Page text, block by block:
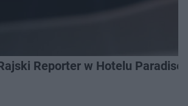
Reporter w Hotelu